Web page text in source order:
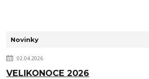
Novinky
02.04.2026
VELIKONOCE 2026